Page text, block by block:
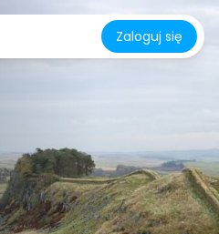
Zaloguj się